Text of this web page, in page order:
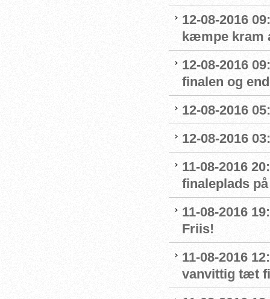
12-08-2016
kæmpe kram
12-08-2016
finalen og
12-08-2016
12-08-2016
11-08-2016
finaleplads
11-08-2016
Friis!
11-08-2016
vanvittig tæt